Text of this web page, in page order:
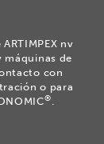
nv
máquinas de
con
o para
®